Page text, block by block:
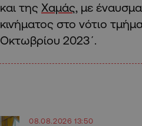
και της Χαμάς, με
κινήματος στο νότιο
Οκτωβρίου 2023΄.
08.08.2026 13:50